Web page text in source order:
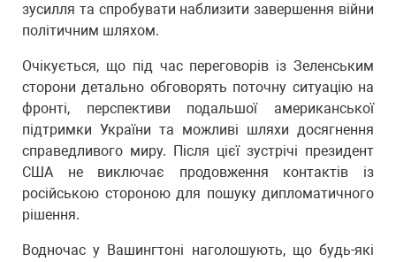
зусилля та спробувати наблизити завершення війни
політичним шляхом.
Очікується, що під час переговорів із Зеленським
сторони детально обговорять поточну ситуацію на
фронті, перспективи подальшої американської
підтримки України та можливі шляхи досягнення
справедливого миру. Після цієї зустрічі президент
США не виключає продовження контактів із
російською стороною для пошуку дипломатичного
рішення.
Водночас у Вашингтоні наголошують, що будь-які